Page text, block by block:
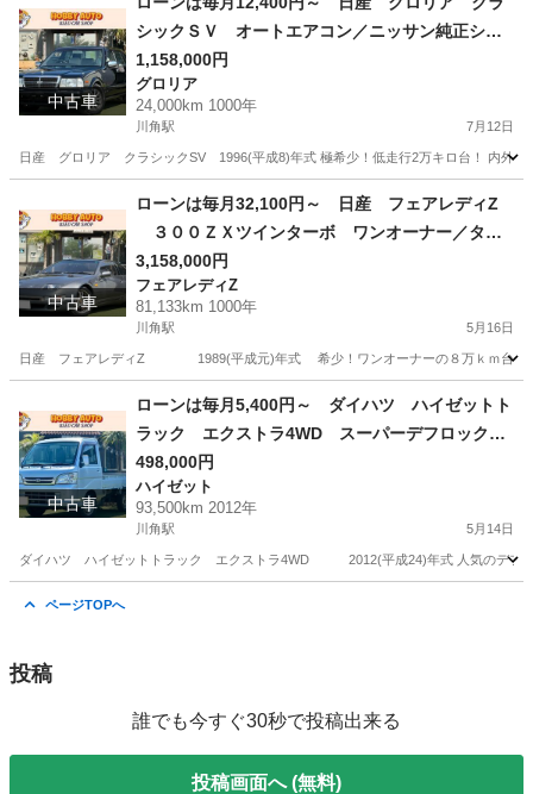
中古車
シックＳＶ オートエアコン／ニッサン純正シー
トカバー／実走行／整備記録簿付き／キーレス／
Ｖ６エンジン／ＶＧ２０ＤＥ／Ｒ１３４ａエアコ
ン／
1,158,000円
グロリア
24,000km 1000年
川角駅 7月12日
日産 グロリア クラシックSV 1996(平成8)年式 極希少！低走行2万キロ台！ 内外装
川角駅 グロリア ローン
中古車
ローンは毎月32,100円～ 日産 フェアレディZ
３００ＺＸツインターボ ワンオーナー／タイ
ミングベルト交換済み／ＶＧ３０ＤＥＴＴエンジ
ン／２ｂｙ２／Ｔバールーフ／ＡＤＶＡＮ１７イ
ンチアルミホイール／５速マニュアル／ＥＴＣ
3,158,000円
フェアレディZ
81,133km 1000年
川角駅 5月16日
日産 フェアレディZ 1989(平成元)年式 希少！ワンオーナーの８万ｋｍ台！早い
川角駅 フェアレディZ エンジン
中古車
ローンは毎月5,400円～ ダイハツ ハイゼットト
ラック エクストラ4WD スーパーデフロック／
キーレスエントリー／エアコン／パワステ／パワ
ーウィンドウ／三方開／ゲートプロテクタ／荷台
マット／作業灯／サンバイザー／ドアバイザー／
498,000円
ハイゼット
93,500km 2012年
川角駅 5月14日
ダイハツ ハイゼットトラック エクストラ4WD 2012(平成24)年式 人気のデフロッ
ページTOPへ
投稿
誰でも今すぐ30秒で投稿出来る
投稿画面へ (無料)